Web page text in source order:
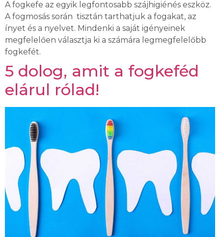
A fogkefe az egyik legfontosabb szájhigiénés eszköz.
A fogmosás során tisztán tarthatjuk a fogakat, az
ínyet és a nyelvet. Mindenki a saját igényeinek
megfelelően választja ki a számára legmegfelelőbb
fogkefét.
5 dolog, amit a fogkeféd
elárul rólad!